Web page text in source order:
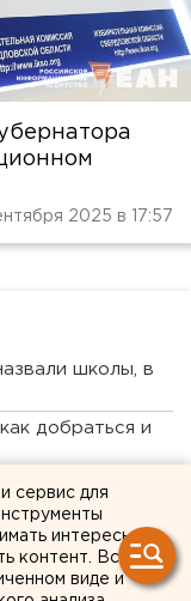
2025 в 17:57
школы, в
добраться и
90-х Федулев
о борьбе с
сервис для
интересы
контент. Вся
виде и